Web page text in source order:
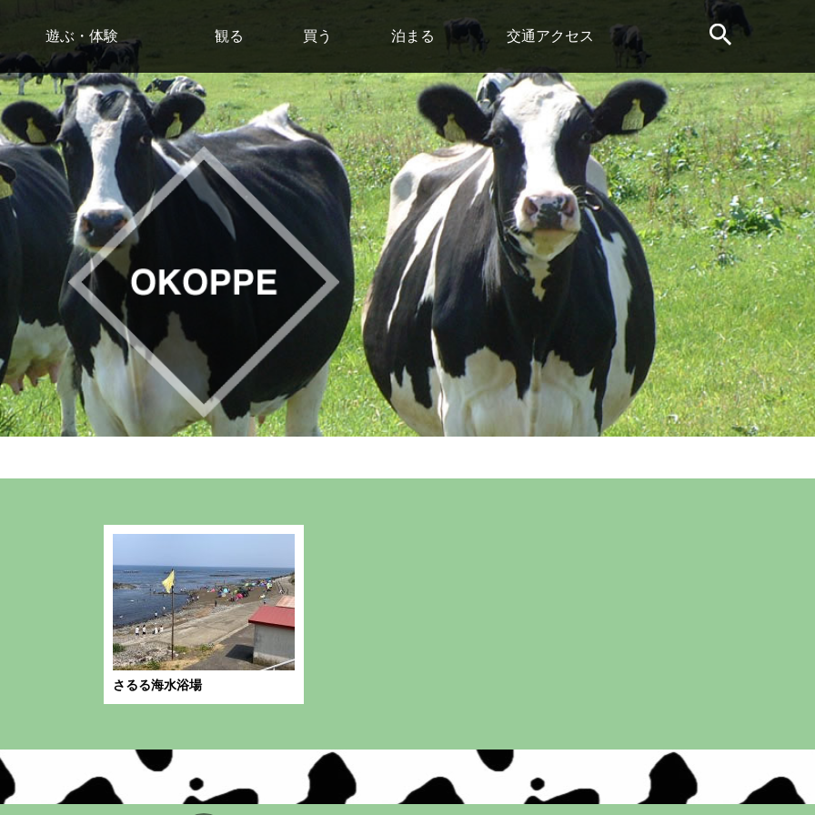
遊ぶ・体験 観る 買う 泊まる 交通アクセス
カテゴリー: 海水浴場
さるる海水浴場